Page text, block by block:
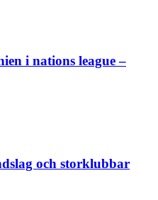
i nations league –
och storklubbar